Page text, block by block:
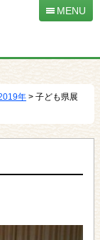
MENU
年 > 子ども県展